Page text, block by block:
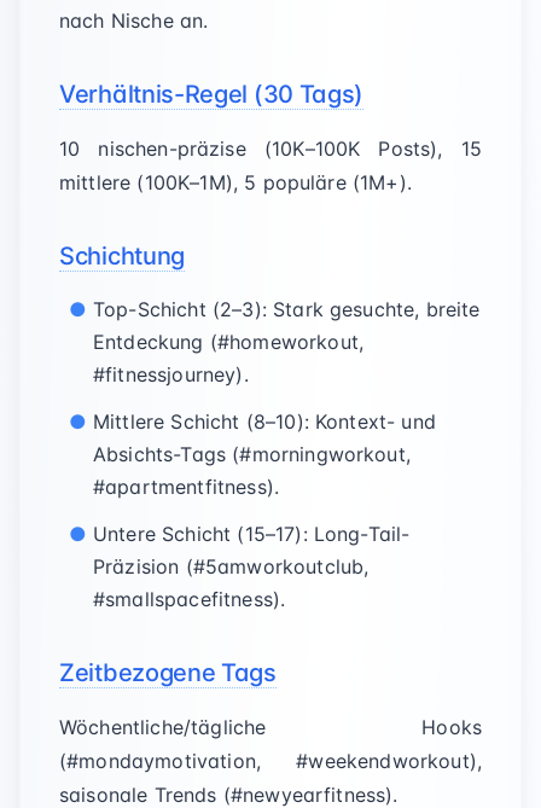
nach Nische an.
Verhältnis-Regel (30 Tags)
10 nischen-präzise (10K–100K Posts), 15
mittlere (100K–1M), 5 populäre (1M+).
Schichtung
Top-Schicht (2–3): Stark gesuchte, breite
Entdeckung (#homeworkout,
#fitnessjourney).
Mittlere Schicht (8–10): Kontext- und
Absichts-Tags (#morningworkout,
#apartmentfitness).
Untere Schicht (15–17): Long-Tail-
Präzision (#5amworkoutclub,
#smallspacefitness).
Zeitbezogene Tags
Wöchentliche/tägliche Hooks
(#mondaymotivation, #weekendworkout),
saisonale Trends (#newyearfitness).